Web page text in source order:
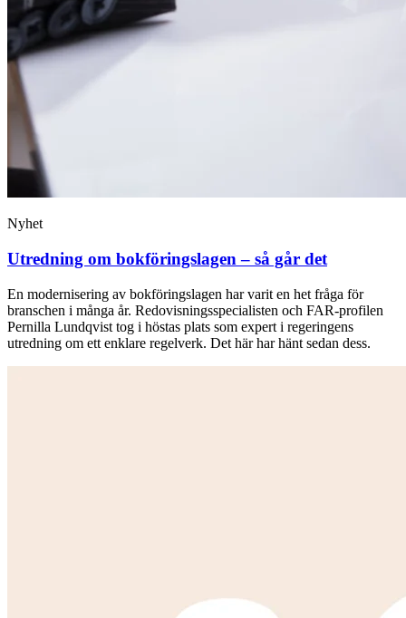
Nyhet
Utredning om bokföringslagen – så går det
En modernisering av bokföringslagen har varit en het fråga för
branschen i många år. Redovisningsspecialisten och FAR-profilen
Pernilla Lundqvist tog i höstas plats som expert i regeringens
utredning om ett enklare regelverk. Det här har hänt sedan dess.